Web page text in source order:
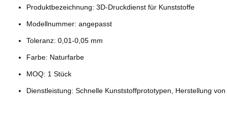
Produktbezeichnung: 3D-Druckdienst für Kunststoffe
Modellnummer: angepasst
Toleranz: 0,01-0,05 mm
Farbe: Naturfarbe
MOQ: 1 Stück
Dienstleistung: Schnelle Kunststoffprototypen, Herstellung